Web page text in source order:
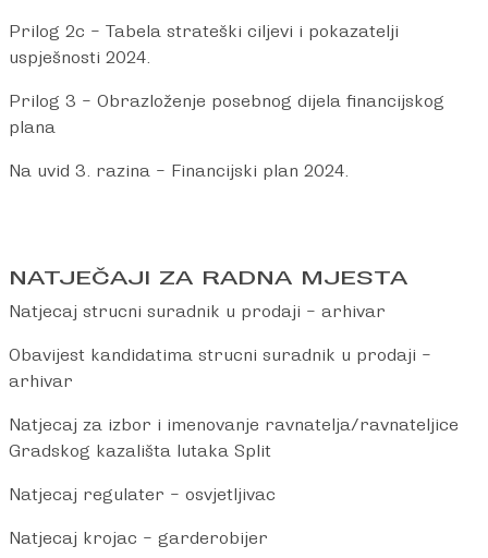
Prilog 2c – Tabela strateški ciljevi i pokazatelji
uspješnosti 2024.
Prilog 3 – Obrazloženje posebnog dijela financijskog
plana
Na uvid 3. razina – Financijski plan 2024.
NATJEČAJI ZA RADNA MJESTA
Natjecaj strucni suradnik u prodaji – arhivar
Obavijest kandidatima strucni suradnik u prodaji –
arhivar
Natjecaj za izbor i imenovanje ravnatelja/ravnateljice
Gradskog kazališta lutaka Split
Natjecaj regulater – osvjetljivac
Natjecaj krojac – garderobijer